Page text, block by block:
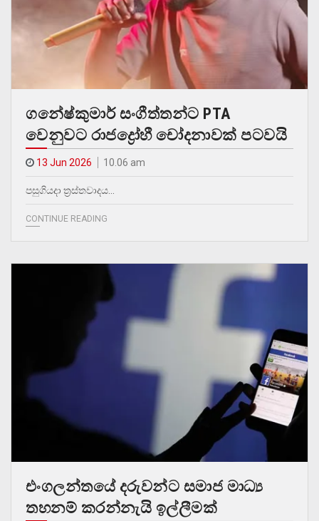
ගනේෂ්කුමාර් සංගීත්තන්ට PTA
වෙනුවට රාජද්‍රෝහී චෝදනාවක් පටවයි
13 Jun 2026 10.06 am
පසුගියදා ත්‍රස්තවාදය…
CONTINUE READING
එංගලන්තයේ දරුවන්ට සමාජ මාධ්‍ය
තහනම් කරන්නැයි ඉල්ලීමක්